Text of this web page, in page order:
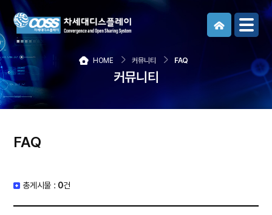
메뉴보기
HOME 커뮤니티 FAQ
커뮤니티
FAQ
총게시물 : 0건